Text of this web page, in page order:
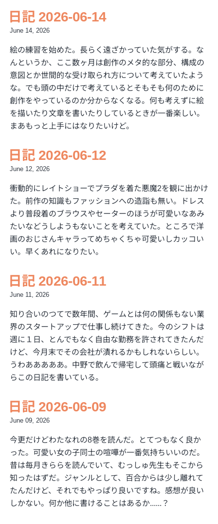
日記 2026-06-14
June 14, 2026
絵の練習を始めた。長らく遠ざかっていた気がする。な
んというか、ここ数ヶ月は創作のメタ的な部分、構成の
意図とか世間的な受け取られ方について考えていたよう
な。でも頭の中だけで考えているとそもそも何のために
創作をやっているのか分からなくなる。何も考えずに絵
を描いたり文章を書いたりしているときが一番楽しい。
まあもっと上手にはなりたいけど。
日記 2026-06-12
June 12, 2026
衝動的にレイトショーでプラダを着た悪魔2を観に出かけ
た。前作の知識もファッションへの造詣も無い。ドレス
より普段着のブラウスやセーターのほうが可愛いなあみ
たいなどうしようもないことを考えていた。ところで洋
画のおじさんキャラってめちゃくちゃ可愛いしカッコい
い。早くあれになりたい。
日記 2026-06-11
June 11, 2026
知り合いのつてで数年間、ゲームとは何の関係もない業
界のスタートアップで仕事し続けてきた。今のシフトは
週に１日、とんでもなく自由な勤務を許されてきたんだ
けど、今月末でその会社が潰れるかもしれないらしい。
うわあああああ。中野で飲んで帰宅して頭痛と戦いなが
らこの日記を書いている。
日記 2026-06-09
June 09, 2026
今更だけどわたなれの8巻を読んだ。とてつもなく良か
った。可愛い女の子同士の喧嘩が一番気持ちいいのだ。
昔は毎月きららを読んでいて、むっしゅ先生もそこから
知ったはずだ。ジャンルとして、百合からは少し離れて
たんだけど、それでもやっぱり良いですね。感想が良い
しかない。何か他に書けることはあるか......？